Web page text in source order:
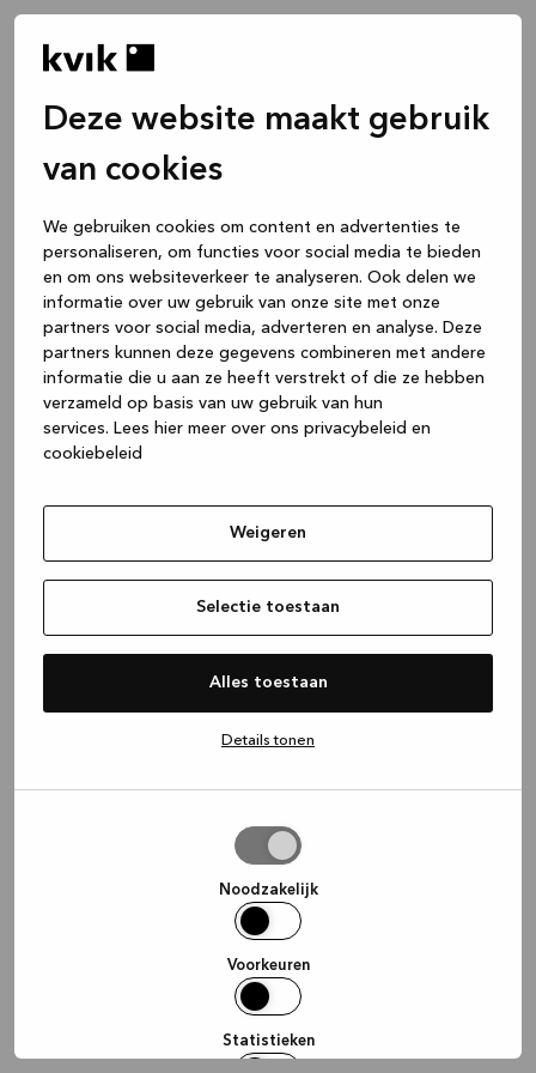
Deze website maakt gebruik
van cookies
We gebruiken cookies om content en advertenties te
personaliseren, om functies voor social media te bieden
en om ons websiteverkeer te analyseren. Ook delen we
informatie over uw gebruik van onze site met onze
partners voor social media, adverteren en analyse. Deze
partners kunnen deze gegevens combineren met andere
informatie die u aan ze heeft verstrekt of die ze hebben
verzameld op basis van uw gebruik van hun
services. Lees hier meer over ons privacybeleid en
cookiebeleid
Weigeren
Selectie toestaan
Alles toestaan
Details tonen
Noodzakelijk
Voorkeuren
Statistieken
(see the browser console for more
information).